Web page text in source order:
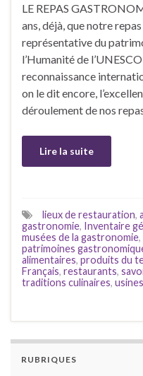
LE REPAS
ans, déjà, que notre
représentative du
l’Humanité de
reconnaissance
on le dit encore,
déroulement de nos
Lire la suite
lieux de restauration,
gastronomie, Inventaire
musées de la gastronomie,
patrimoines
alimentaires, produits du
Français, restaurants,
traditions culinaires,
RUBRIQUES